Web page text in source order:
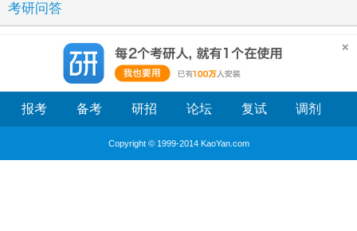
考研问答
报考 备考 研招 论坛 复试 调剂
Copyright © 1999-2014 KaoYan.com